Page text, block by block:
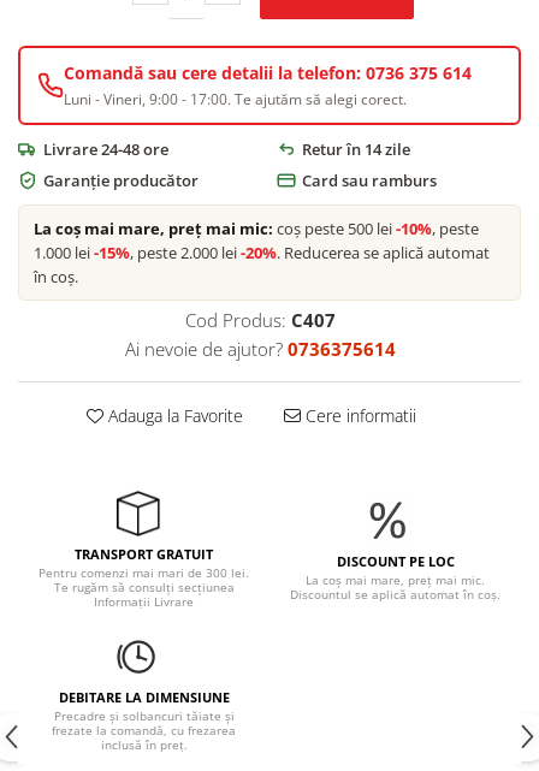
Comandă sau cere detalii la telefon: 0736 375 614
Luni - Vineri, 9:00 - 17:00. Te ajutăm să alegi corect.
Livrare 24-48 ore
Retur în 14 zile
Garanție producător
Card sau ramburs
La coș mai mare, preț mai mic: coș peste 500 lei-10%, peste
1.000 lei-15%, peste 2.000 lei-20%. Reducerea se aplică automat
în coș.
Cod Produs: C407
Ai nevoie de ajutor? 0736375614
Adauga la Favorite Cere informatii
TRANSPORT GRATUIT
Pentru comenzi mai mari de 300 lei.
Te rugăm să consulți secțiunea
Informații Livrare
DISCOUNT PE LOC
La coș mai mare, preț mai mic.
Discountul se aplică automat în coș.
DEBITARE LA DIMENSIUNE
Precadre și solbancuri tăiate și
frezate la comandă, cu frezarea
inclusă în preț.